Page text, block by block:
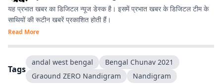
यह प्रभात खबर का डिजिटल न्यूज डेस्क है। इसमें प्रभात खबर के डिजिटल टीम के
साथियों की रूटीन खबरें प्रकाशित होती हैं।
Read More
Tags
andal west bengal
Bengal Chunav 2021
Graound ZERO Nandigram
Nandigram